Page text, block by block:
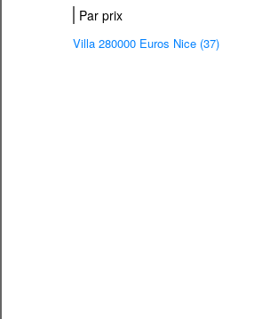
Par prix
Villa 280000 Euros Nice (37)